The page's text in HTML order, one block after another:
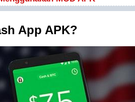
App APK?